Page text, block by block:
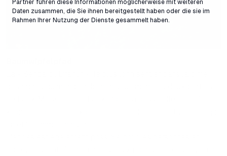
Partner führen diese Informationen möglicherweise mit weiteren
Daten zusammen, die Sie ihnen bereitgestellt haben oder die sie im
Rahmen Ihrer Nutzung der Dienste gesammelt haben.